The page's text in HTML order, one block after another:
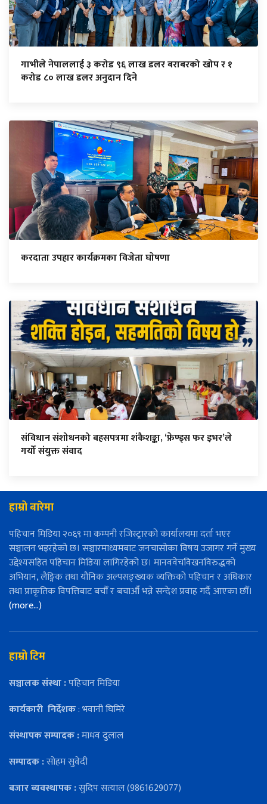
गाभीले नेपाललाई ३ करोड ९६ लाख डलर बराबरको खोप र १
करोड ८० लाख डलर अनुदान दिने
करदाता उपहार कार्यक्रमका विजेता घाेषणा
संविधान संशोधनको बहसपत्रमा शंकैशङ्का, ‘फ्रेण्ड्स फर इभर’ले
गर्यो संयुक्त संवाद
हाम्रो बारेमा
पहिचान मिडिया २०६९ मा कम्पनी रजिस्ट्रारको कार्यालयमा दर्ता भएर
सञ्चालन भइरहेको छ। सञ्चारमाध्यमबाट जनचासोका विषय उजागर गर्ने मुख्य
उद्देश्यसहित पहिचान मिडिया लागिरहेको छ। मानववेचविखनविरुद्धको
अभियान, लैङ्गिक तथा यौनिक अल्पसङ्ख्यक व्यक्तिको पहिचान र अधिकार
तथा प्राकृतिक विपत्तिबाट बचौँ र बचाऔँ भन्ने सन्देश प्रवाह गर्दै आएका छौँ।
(more…)
हाम्रो टिम
सञ्चालक संस्था :पहिचान मिडिया
कार्यकारी निर्देशक: भवानी घिमिरे
संस्थापक सम्पादक :माधव दुलाल
सम्पादक :सोहम सुवेदी
बजार ब्यवस्थापक :सुदिप सत्याल (9861629077)